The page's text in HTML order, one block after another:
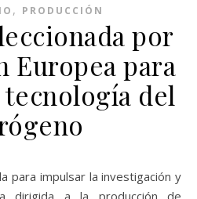
, PRODUCCIÓN
por
Europea para
del
dirigida a la producción de